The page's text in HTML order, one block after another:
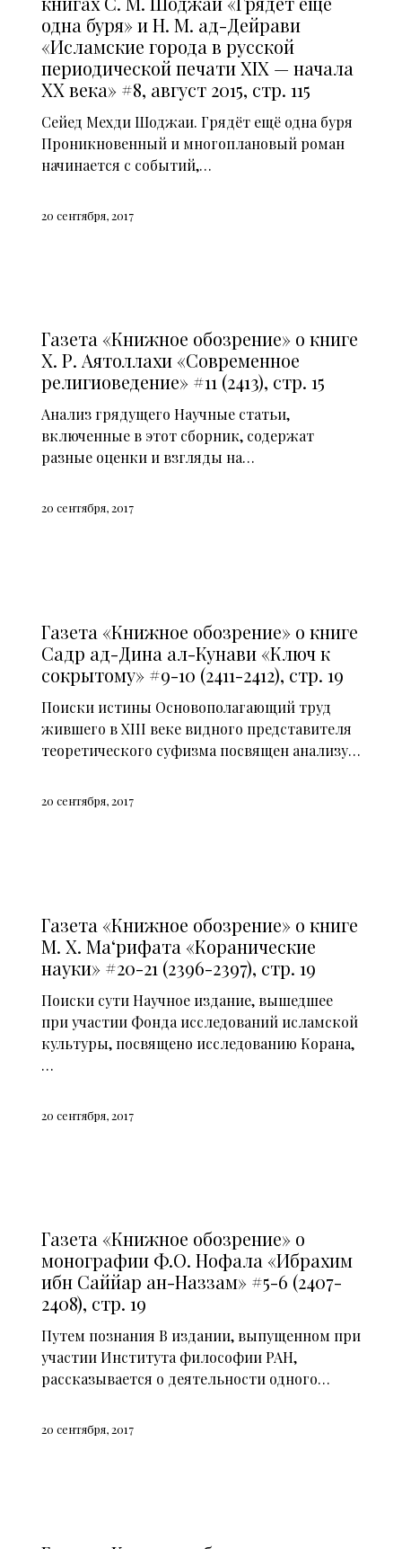
одна буря» и Н. М. ад-Дейрави
«Исламские города в русской
периодической печати XIX — начала
XX века» #8, август 2015, стр. 115
Сейед Мехди Шоджаи. Грядёт ещё одна буря
Проникновенный и многоплановый роман
начинается с событий,…
20 сентября, 2017
Газета «Книжное обозрение» о книге
Х. Р. Аятоллахи «Современное
религиоведение» #11 (2413), стр. 15
Анализ грядущего Научные статьи,
включенные в этот сборник, содержат
разные оценки и взгляды на…
20 сентября, 2017
Газета «Книжное обозрение» о книге
Садр ад-Дина ал-Кунави «Ключ к
сокрытому» #9-10 (2411-2412), стр. 19
Поиски истины Основополагающий труд
жившего в XIII веке видного представителя
теоретического суфизма посвящен анализу…
20 сентября, 2017
Газета «Книжное обозрение» о книге
М. Х. Ма‘рифата «Коранические
науки» #20-21 (2396-2397), стр. 19
Поиски сути Научное издание, вышедшее
при участии Фонда исследований исламской
культуры, посвящено исследованию Корана,
…
20 сентября, 2017
Газета «Книжное обозрение» о
монографии Ф.О. Нофала «Ибрахим
ибн Саййар ан-Наззам» #5-6 (2407-
2408), стр. 19
Путем познания В издании, выпущенном при
участии Института философии РАН,
рассказывается о деятельности одного…
20 сентября, 2017